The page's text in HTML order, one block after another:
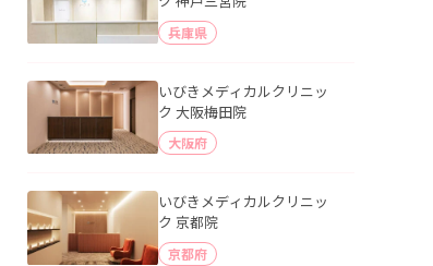
兵庫県
いびきメディカルクリニッ
ク 大阪梅田院
大阪府
いびきメディカルクリニッ
ク 京都院
京都府